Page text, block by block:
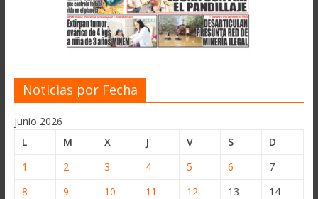
Noticias por Fecha
junio 2026
L
M X J V S
D
1
2 3 4 5 6
7
8
9 10 11 12 13
14